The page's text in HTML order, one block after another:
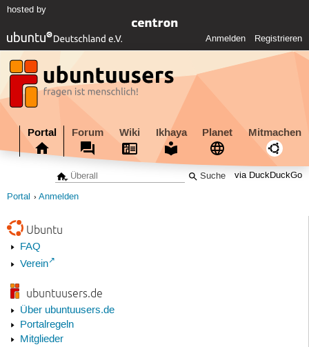
hosted by
Anmelden Registrieren
Portal Forum Wiki Ikhaya Planet Mitmachen
via DuckDuckGo
Portal Anmelden
Ubuntu
FAQ
Verein
ubuntuusers.de
Über ubuntuusers.de
Portalregeln
Mitglieder